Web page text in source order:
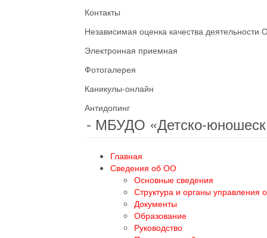
Контакты
Независимая оценка качества деятельности
Электронная приемная
Фотогалерея
Каникулы-онлайн
Антидопинг
- МБУДО «Детско-
Главная
Сведения об ОО
Основные сведения
Структура и органы управления
Документы
Образование
Руководство